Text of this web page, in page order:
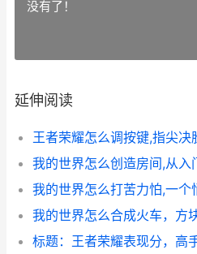
没有了！
延伸阅读
王者荣耀怎么调按键,指尖决
我的世界怎么创造房间,从入
我的世界怎么打苦力怕,一个
我的世界怎么合成火车，方
标题：王者荣耀表现分，高